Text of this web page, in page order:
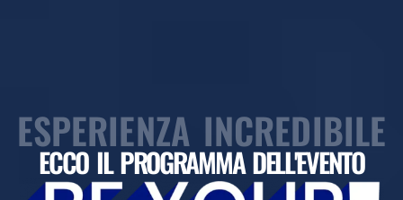
ESPERIENZA INCREDIBILE
ECCO IL PROGRAMMA DELL'EVENTO